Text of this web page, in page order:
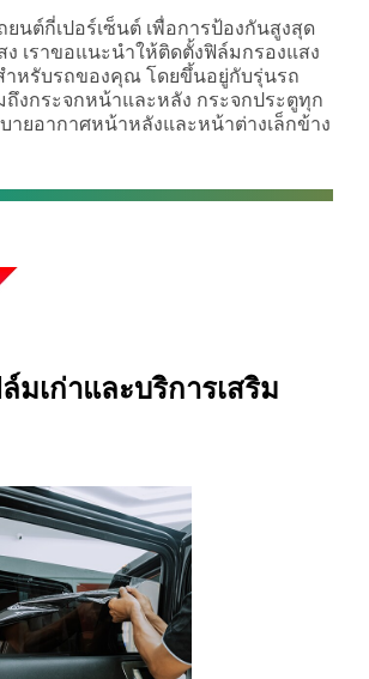
นต์กี่เปอร์เซ็นต์ เพื่อการป้องกันสูงสุด
เราขอแนะนำให้ติดตั้งฟิล์มกรองแสง
ำหรับรถของคุณ โดยขึ้นอยู่กับรุ่นรถ
งกระจกหน้าและหลัง กระจกประตูทุก
ายอากาศหน้าหลังและหน้าต่างเล็กข้าง
มเก่าและบริการเสริม